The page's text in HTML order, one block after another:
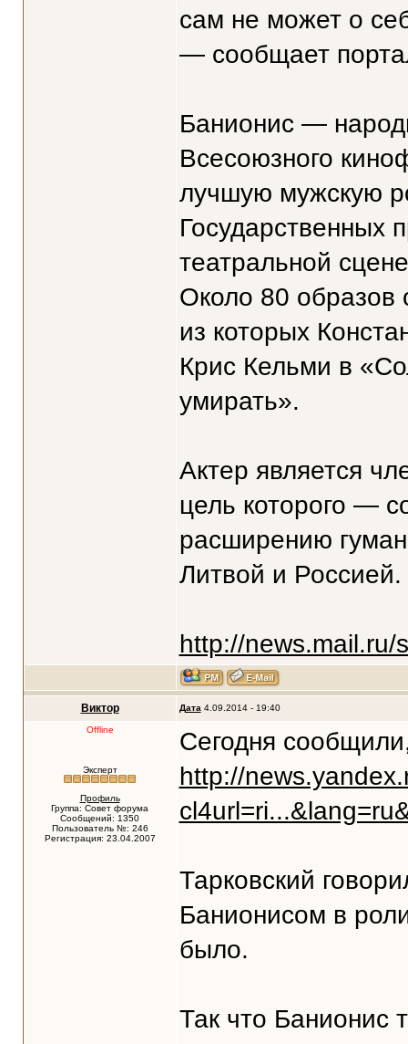
сам не может о
— сообщает
Банионис —
Всесоюзного
лучшую мужскую
театральной
Около 80 образов
из которых
Крис Кельми в
умирать».
Актер является
цель которого —
расширению
Литвой и Россией.
http://news.mail.ru/
Виктор Дата 4.09.2014 - 19:40
Offline
Эксперт
Профиль
Группа: Совет форума
Сообщений: 1350
Пользователь №: 246
Регистрация: 23.04.2007
Сегодня
http://
Тарковский
Банионисом в
было.
Так что Банионис